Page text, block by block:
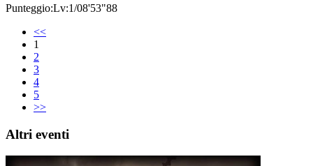
Punteggio:Lv:1/08'53"88
<<
1
2
3
4
5
>>
Altri eventi